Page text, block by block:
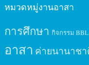
หมวดหมู่งานอาสา
การศึกษา กิจกรรม BBL
อาสา ค่ายนานาช